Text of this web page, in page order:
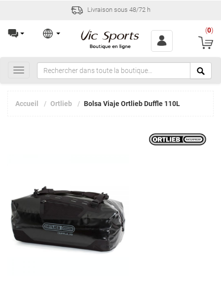
Livraison sous 48/72 h
(0)
Toggle
navigation
Accueil Ortlieb Bolsa Viaje Ortlieb Duffle 110L